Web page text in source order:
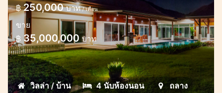
ให้เช่าบ้านเดี่ยวสุดหรู หลังใหญ่ ใกล้โรงเรียน
UWC
฿ 250,000บาท/ เดือน
ขาย
฿ 35,000,000 บาท
วิลล่า / บ้าน 4 นับห้องนอน ถลาง